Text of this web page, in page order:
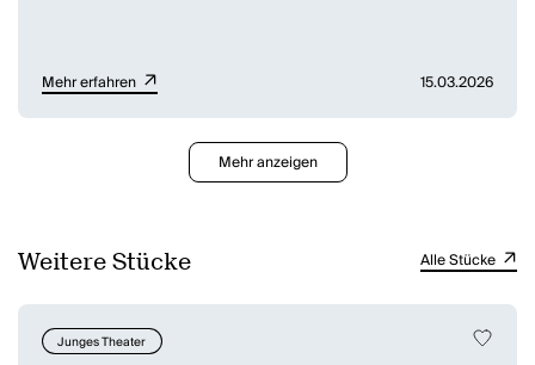
Mehr erfahren 15.03.2026
Mehr anzeigen
Weitere Stücke Alle Stücke
Junges Theater